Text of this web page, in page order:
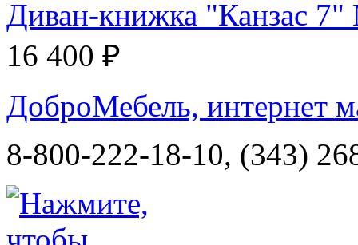
Диван-книжка "Канзас
16 400 ₽
ДоброМебель, интернет
8-800-222-18-10, (343)